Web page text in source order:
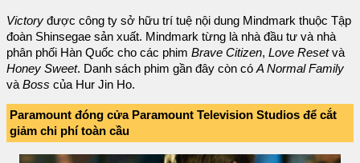
Victory được công ty sở hữu trí tuệ nội dung Mindmark thuộc Tập
đoàn Shinsegae sản xuất. Mindmark từng là nhà đầu tư và nhà
phân phối Hàn Quốc cho các phim Brave Citizen, Love Resetvà
Honey Sweet. Danh sách phim gần đây còn có A Normal Family
và Boss của Hur Jin Ho.
Paramount đóng cửa Paramount Television Studios để cắt
giảm chi phí toàn cầu